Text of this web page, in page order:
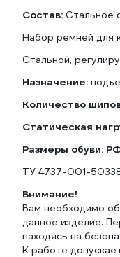
Состав: Стальное
Набор ремней для
Стальной,
Назначение:
Количество
Статическая
Размеры обуви:
ТУ 4737-001-
Внимание!
Вам необходимо
данное изделие.
находясь на
К работе